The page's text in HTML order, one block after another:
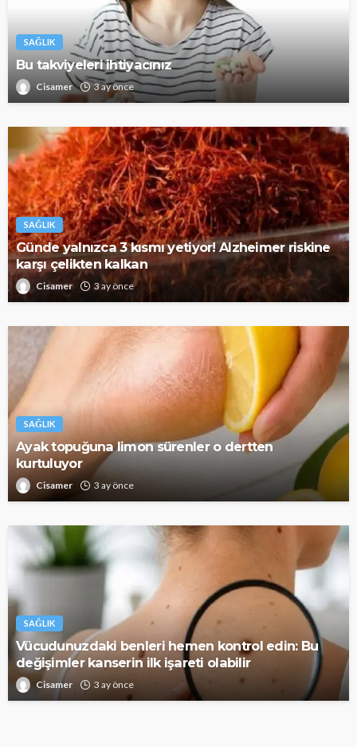
SAĞLIK
Bu takviyeleri ihtiyacınız
Cisamer 3 ay önce
SAĞLIK
Günde yalnızca 3 kısmı yetiyor! Alzheimer riskine
karşı çelikten kalkan
Cisamer 3 ay önce
SAĞLIK
Ayak topuğuna limon sürenler o dertten
kurtuluyor
Cisamer 3 ay önce
SAĞLIK
Vücudunuzdaki benleri hemen kontrol edin: Bu
değişimler kanserin ilk işareti olabilir
Cisamer 3 ay önce